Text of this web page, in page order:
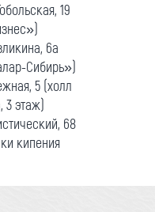
19
6а
Сибирь»)
5 (холл
3 этаж)
68
кипения